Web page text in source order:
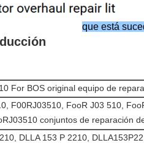
que está
For BOS original equipo de
F00RJ03510, FooR J03 510,
conjuntos de reparación
DLLA 153 P 2210,